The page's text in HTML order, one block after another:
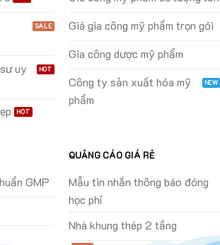
uy
Giá gia công mỹ phẩm trọn gói
Gia công dược mỹ phẩm
Công ty sản xuất hóa mỹ
phẩm
GMP
QUẢNG CÁO GIÁ RẺ
Mẫu tin nhắn thông báo đóng
học phí
Nhà khung thép 2 tầng